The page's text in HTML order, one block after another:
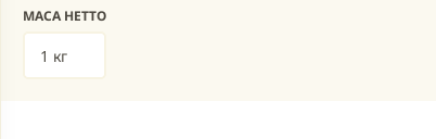
МАСА НЕТТО
1 кг